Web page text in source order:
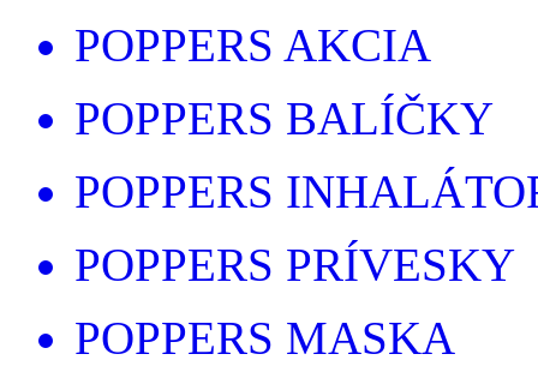
POPPERS AKCIA
POPPERS BALÍČKY
POPPERS
POPPERS PRÍVESKY
POPPERS MASKA